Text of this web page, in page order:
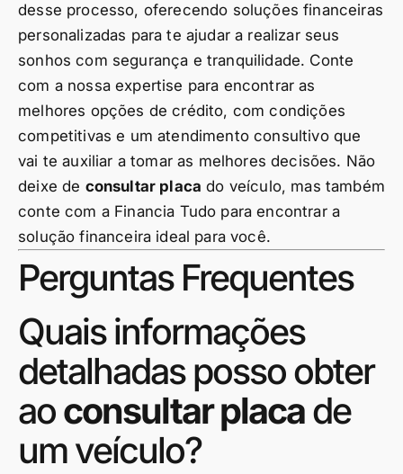
desse processo, oferecendo soluções financeiras
personalizadas para te ajudar a realizar seus
sonhos com segurança e tranquilidade. Conte
com a nossa expertise para encontrar as
melhores opções de crédito, com condições
competitivas e um atendimento consultivo que
vai te auxiliar a tomar as melhores decisões. Não
deixe de consultar placa do veículo, mas também
conte com a Financia Tudo para encontrar a
solução financeira ideal para você.
Perguntas Frequentes
Quais informações
detalhadas posso obter
aoconsultar placade
um veículo?